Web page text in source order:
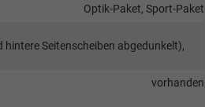
Optik-Paket, Sport-Paket
hintere Seitenscheiben abgedunkelt),
vorhanden